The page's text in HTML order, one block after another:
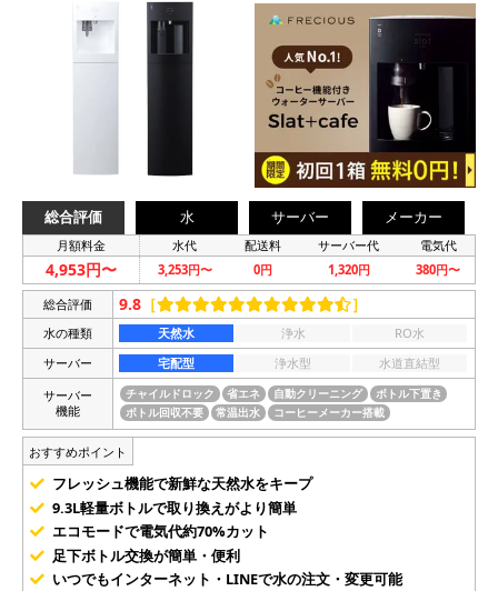
総合評価 水 サーバー メーカー
月額料金 水代 配送料 サーバー代 電気代
4,953円〜 3,253円〜 0円 1,320円 380円〜
総合評価 9.8 ［ ］
水の種類 天然水 浄水
RO水
サーバー
宅配型 浄水型
水道直結型
サーバー
機能
チャイルドロック 省エネ 自動クリーニング
ボトル下置き
ボトル回収不要
常温出水 コーヒーメーカー搭載
おすすめポイント
フレッシュ機能で新鮮な天然水をキープ
9.3L軽量ボトルで取り換えがより簡単
エコモードで電気代約70%カット
足下ボトル交換が簡単・便利
いつでもインターネット・LINEで水の注文・変更可能